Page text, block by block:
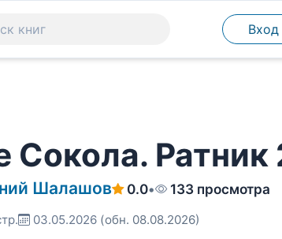
Вход
Сокола. Ратник
Шалашов 0.0• 133 просмотра
03.05.2026 (обн. 08.08.2026)